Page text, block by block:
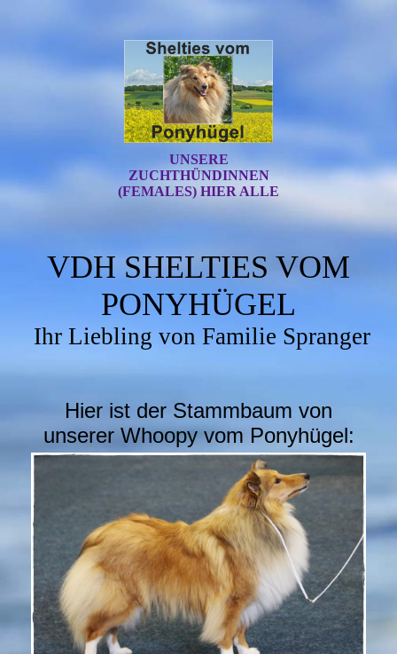
UNSERE
ZUCHTHÜNDINNEN
(FEMALES) HIER ALLE
VDH SHELTIES VOM
PONYHÜGEL
Ihr Liebling von Familie Spranger
Hier ist der Stammbaum von
unserer Whoopy vom Ponyhügel: